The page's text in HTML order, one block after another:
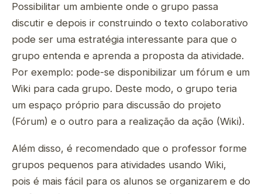
Possibilitar um ambiente onde o grupo passa
discutir e depois ir construindo o texto colaborativo
pode ser uma estratégia interessante para que o
grupo entenda e aprenda a proposta da atividade.
Por exemplo: pode-se disponibilizar um fórum e um
Wiki para cada grupo. Deste modo, o grupo teria
um espaço próprio para discussão do projeto
(Fórum) e o outro para a realização da ação (Wiki).
Além disso, é recomendado que o professor forme
grupos pequenos para atividades usando Wiki,
pois é mais fácil para os alunos se organizarem e do